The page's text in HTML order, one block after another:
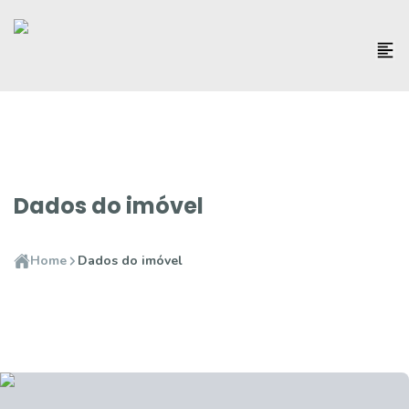
Dados do imóvel
Home Dados do imóvel